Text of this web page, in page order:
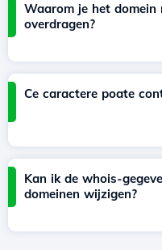
Waarom je het
overdragen?
Ce caractere poate
Kan ik de whois-
domeinen wijzigen?